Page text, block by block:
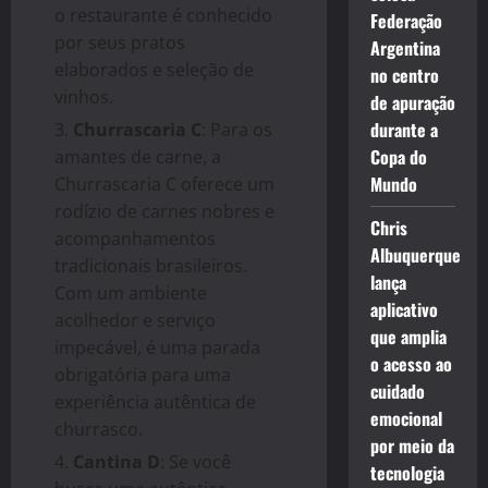
o restaurante é conhecido
por seus pratos
elaborados e seleção de
vinhos.
Churrascaria C : Para os
amantes de carne, a
Churrascaria C oferece um
rodízio de carnes nobres e
acompanhamentos
tradicionais brasileiros.
Com um ambiente
acolhedor e serviço
impecável, é uma parada
obrigatória para uma
experiência autêntica de
churrasco.
Cantina D : Se você
Federação
Argentina
no centro
de apuração
durante a
Copa do
Mundo
Chris
Albuquerque
lança
aplicativo
que amplia
o acesso ao
cuidado
emocional
por meio da
tecnologia